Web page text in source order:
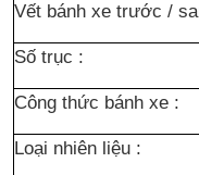
Vết bánh xe trước /
Số trục :
Công thức bánh xe :
Loại nhiên liệu :